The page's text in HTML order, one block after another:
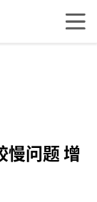
慢问题 增